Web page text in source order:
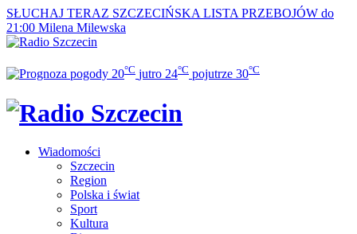
SŁUCHAJ TERAZ SZCZECIŃSKA LISTA PRZEBOJÓW do
21:00 Milena Milewska
20°C jutro 24°C pojutrze 30°C
Wiadomości
Szczecin
Region
Polska i świat
Sport
Kultura